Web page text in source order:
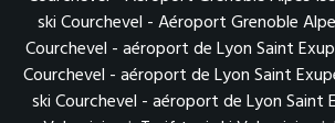
ski Courchevel - Aéroport Grenoble
Courchevel - aéroport de Lyon Saint
Courchevel - aéroport de Lyon Saint
ski Courchevel - aéroport de Lyon Saint